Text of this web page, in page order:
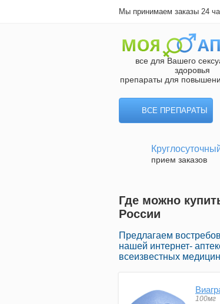
Мы принимаем заказы 24
все для Вашего
здоровья
препараты для
ВСЕ ПРЕПАРАТЫ
прием заказов
Где можно
России
Предлагаем
нашей интернет-
всеизвестных
100мг